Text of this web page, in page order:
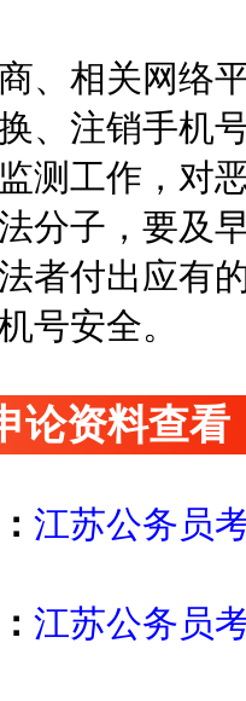
相关网络平
、注销手机
测工作，对
分子，要及
者付出应有
号安全。
论资料查看
江苏公务员
江苏公务员